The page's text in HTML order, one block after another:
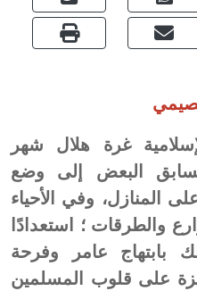
غرة هلال شهر
البعض إلى وضع
على المنازل، وفي الأحياء
والطرقات ؛ استعدادًا
بابتهاج عامر وفرحة
على قلوب المسلمين